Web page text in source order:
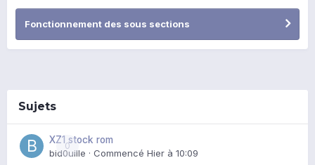
Fonctionnement des sous sections
Sujets
0
XZ1 stock rom
bid0uille · Commencé Hier à 10:09